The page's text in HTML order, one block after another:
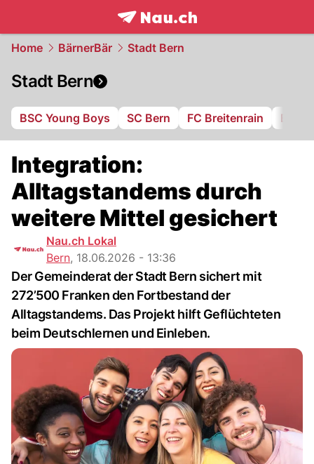
frontpage.NAU.ch
Home BärnerBär Stadt Bern
Stadt Bern
BSC Young Boys SC Bern FC Breitenrain BSV
Integration:
Alltagstandems durch
weitere Mittel gesichert
Nau.ch Lokal
Bern, 18.06.2026 - 13:36
Der Gemeinderat der Stadt Bern sichert mit
272’500 Franken den Fortbestand der
Alltagstandems. Das Projekt hilft Geflüchteten
beim Deutschlernen und Einleben.